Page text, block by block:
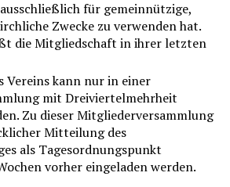
für gemeinnützige,
Zwecke zu verwenden hat.
die Mitgliedschaft in ihrer letzten
Vereins kann nur in einer
mit Dreiviertelmehrheit
Zu dieser Mitgliederversammlung
Mitteilung des
als Tagesordnungspunkt
vorher eingeladen werden.